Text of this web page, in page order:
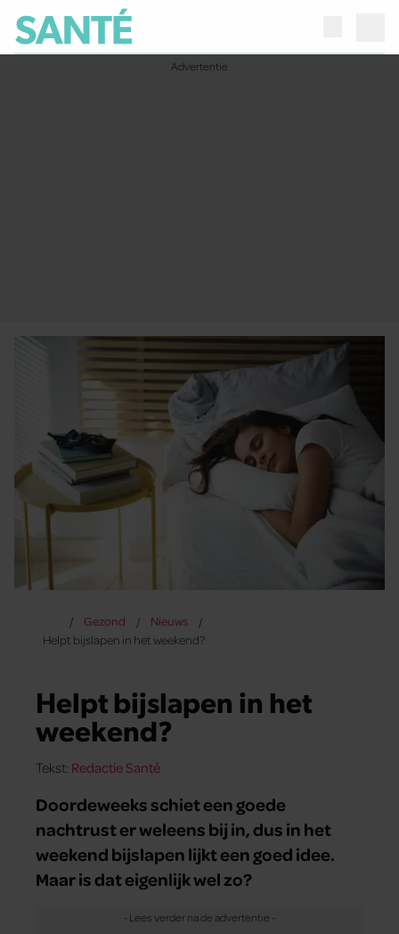
Gezond
Nieuws
Helpt bijslapen in het weekend?
Helpt bijslapen in het
weekend?
Tekst: Redactie Santé
Doordeweeks schiet een goede
nachtrust er weleens bij in, dus in het
weekend bijslapen lijkt een goed idee.
Maar is dat eigenlijk wel zo?